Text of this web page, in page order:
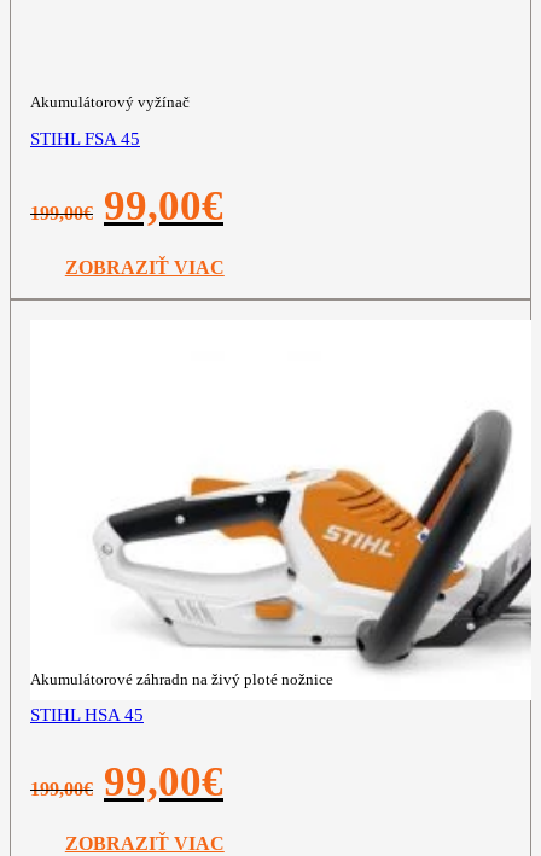
Akumulátorový vyžínač
STIHL FSA 45
199,00€
Pôvodná
cena
199,00€.
99,00€
ZOBRAZIŤ VIAC
Akumulátorové záhradn na živý ploté nožnice
STIHL HSA 45
199,00€
Pôvodná
cena
199,00€.
99,00€
ZOBRAZIŤ VIAC